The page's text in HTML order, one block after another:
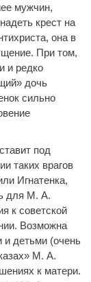
мужчин,
крест на
она в
При том,
и редко
дочь
сильно
под
таких врагов
Игнатенка,
для М. А.
к советской
Возможна
и детьми (очень
М. А.
к матери.